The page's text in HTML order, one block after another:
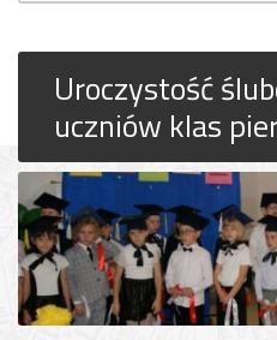
Uroczystość
uczniów klas